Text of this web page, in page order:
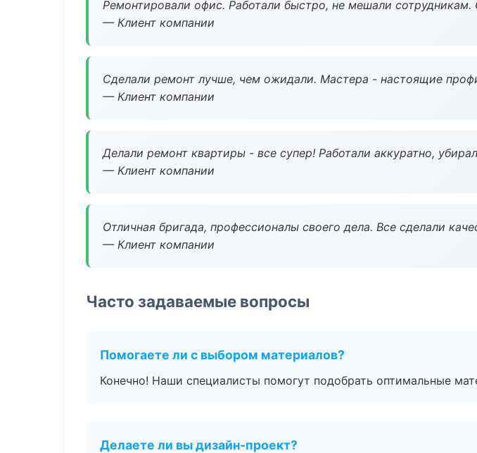
Ремонтировали офис. Работали быстро, не мешали сотрудникам.
— Клиент компании
Сделали ремонт лучше, чем ожидали. Мастера - настоящие
— Клиент компании
Делали ремонт квартиры - все супер! Работали аккуратно,
— Клиент компании
Отличная бригада, профессионалы своего дела. Все сделали
— Клиент компании
Часто задаваемые вопросы
Помогаете ли с выбором материалов?
Конечно! Наши специалисты помогут подобрать оптимальные
Делаете ли вы дизайн-проект?